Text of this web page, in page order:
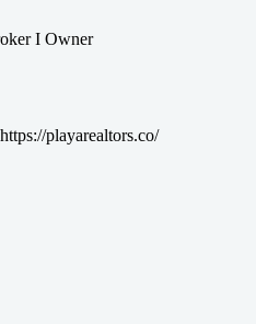
I Owner
playarealtors.co/